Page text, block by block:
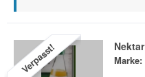
Verpasst! Nektar
Marke: